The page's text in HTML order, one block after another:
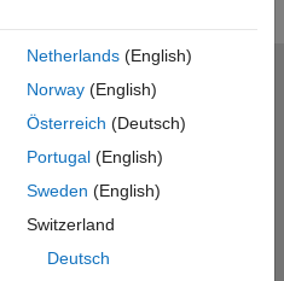
Netherlands(English)
Norway(English)
Österreich (Deutsch)
Portugal(English)
Sweden (English)
Switzerland
Deutsch
정보 취급방침
불법 복제 방지
Inc.